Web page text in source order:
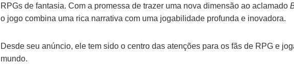
RPGs de fantasia. Com a promessa de trazer uma nova dimensão ao aclamado
o jogo combina uma rica narrativa com uma jogabilidade profunda e inovadora.
Desde seu anúncio, ele tem sido o centro das atenções para os fãs de RPG e
mundo.